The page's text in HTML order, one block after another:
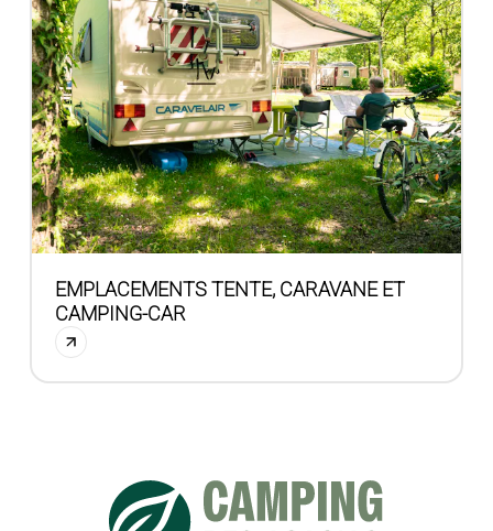
EMPLACEMENTS TENTE, CARAVANE ET
CAMPING-CAR